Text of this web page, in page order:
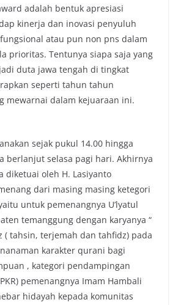
adalah bentuk apresiasi
kinerja dan inovasi penyuluh
atau pun non pns dalam
prioritas. Tentunya siapa saja yang
duta jawa tengah di tingkat
seperti tahun tahun
mewarnai dalam kejuaraan ini.
sejak pukul 14.00 hingga
berlanjut selasa pagi hari. Akhirnya
diketuai oleh H. Lasiyanto
dari masing masing ketegori
untuk pemenangnya U’lyatul
temanggung dengan karyanya “
( tahsin, terjemah dan tahfidz) pada
karakter qurani bagi
, kategori pendampingan
pemenangnya Imam Hambali
hidayah kepada komunitas